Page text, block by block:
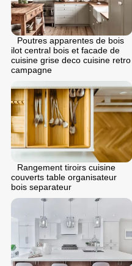
Poutres apparentes de bois
ilot central bois et facade de
cuisine grise deco cuisine retro
campagne
Rangement tiroirs cuisine
couverts table organisateur
bois separateur